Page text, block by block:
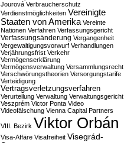
Jourová Verbraucherschutz
Verdienstmöglichkeiten Vereinigte
Staaten von Amerika Vereinte
Nationen Verfahren Verfassungsgericht
Verfassungsänderung Vergangenheit
Vergewaltigungsvorwurf Verhandlungen
Verjährungsfrist Verkehr
Vermögenserklärung
Vermögensverwaltung Versammlungsrecht
Verschwörungstheorien Versorgungstarife
Verteidigung
Vertragsverletzungsverfahren
Verurteilung Verwaltung Verwaltungsgericht
Veszprém Victor Ponta Video
Videofälschung Vienna Capital Partners
VIII. Bezirk Viktor Orbán
Visa-Affäre Visafreiheit Visegrád-